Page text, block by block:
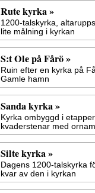
Rute kyrka »
1200-talskyrka,
lite målning i kyrkan
S:t Ole på Fårö »
Ruin efter en kyrka på
Gamle hamn
Sanda kyrka »
Kyrka ombyggd i
kvaderstenar med
Silte kyrka »
Dagens 1200-talskyrka
kvar av den i kyrkan